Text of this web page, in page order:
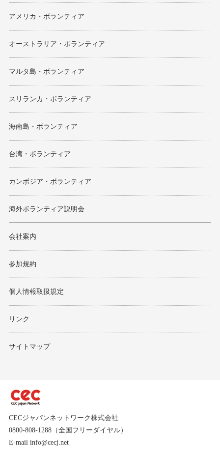
アメリカ・ボランティア
オーストラリア・ボランティア
マルタ島・ボランティア
スリランカ・ボランティア
海南島・ボランティア
台湾・ボランティア
カンボジア・ボランティア
海外ボランティア説明会
会社案内
参加規約
個人情報取扱規定
リンク
サイトマップ
CECジャパンネットワーク株式会社
0800-808-1288（全国フリーダイヤル）
E-mail info@cecj.net